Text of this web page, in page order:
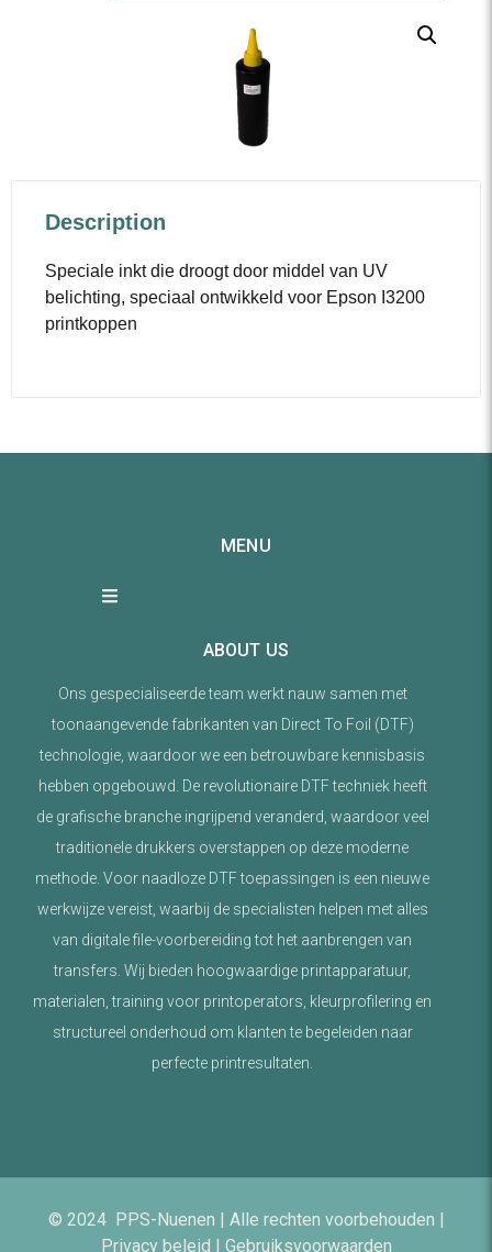
Description
Speciale inkt die droogt door middel van UV
belichting, speciaal ontwikkeld voor Epson I3200
printkoppen
MENU
ABOUT US
Ons gespecialiseerde team werkt nauw samen met
toonaangevende fabrikanten van Direct To Foil (DTF)
technologie, waardoor we een betrouwbare kennisbasis
hebben opgebouwd. De revolutionaire DTF techniek heeft
de grafische branche ingrijpend veranderd, waardoor veel
traditionele drukkers overstappen op deze moderne
methode. Voor naadloze DTF toepassingen is een nieuwe
werkwijze vereist, waarbij de specialisten helpen met alles
van digitale file-voorbereiding tot het aanbrengen van
transfers. Wij bieden hoogwaardige printapparatuur,
materialen, training voor printoperators, kleurprofilering en
structureel onderhoud om klanten te begeleiden naar
perfecte printresultaten.
© 2024 PPS-Nuenen | Alle rechten voorbehouden |
Privacy beleid | Gebruiksvoorwaarden